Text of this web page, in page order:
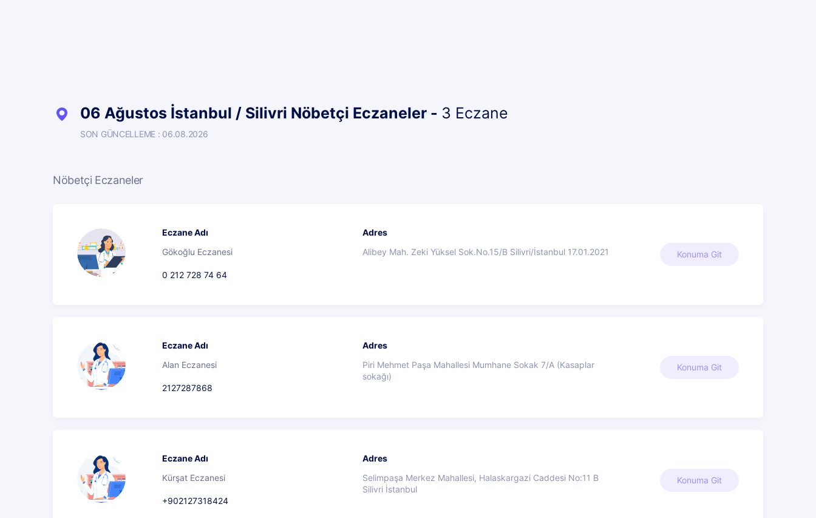
06 Ağustos İstanbul / Silivri Nöbetçi Eczaneler - 3 Eczane
SON GÜNCELLEME : 06.08.2026
Nöbetçi Eczaneler
Eczane Adı
Gökoğlu Eczanesi
0 212 728 74 64
Adres
Alibey Mah. Zeki Yüksel Sok.No.15/B Silivri/İstanbul 17.01.2021
Konuma Git
Eczane Adı
Alan Eczanesi
2127287868
Adres
Piri Mehmet Paşa Mahallesi Mumhane Sokak 7/A (Kasaplar
sokağı)
Konuma Git
Eczane Adı
Kürşat Eczanesi
+902127318424
Adres
Selimpaşa Merkez Mahallesi, Halaskargazi Caddesi No:11 B
Silivri İstanbul
Konuma Git